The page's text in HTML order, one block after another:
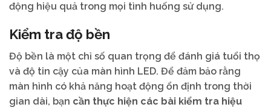
động hiệu quả trong mọi tình huống sử dụng.
Kiểm tra độ bền
Độ bền là một chỉ số quan trọng để đánh giá tuổi thọ
và độ tin cậy của màn hình LED. Để đảm bảo rằng
màn hình có khả năng hoạt động ổn định trong thời
gian dài, bạn cần thực hiện các bài kiểm tra hiệu